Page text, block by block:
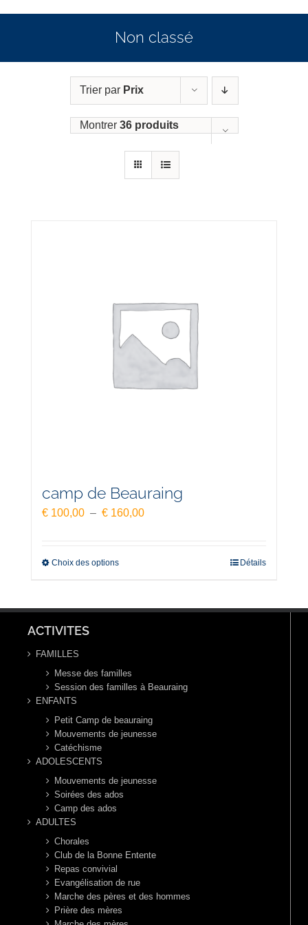
Non classé
Trier par Prix
Montrer 36 produits
camp de Beauraing
€ 100,00 – € 160,00Plage
Choix des options Détails
ACTIVITES
FAMILLES
Messe des familles
Session des familles à Beauraing
ENFANTS
Petit Camp de beauraing
Mouvements de jeunesse
Catéchisme
ADOLESCENTS
Mouvements de jeunesse
Soirées des ados
Camp des ados
ADULTES
Chorales
Club de la Bonne Entente
Repas convivial
Evangélisation de rue
Marche des pères et des hommes
Prière des mères